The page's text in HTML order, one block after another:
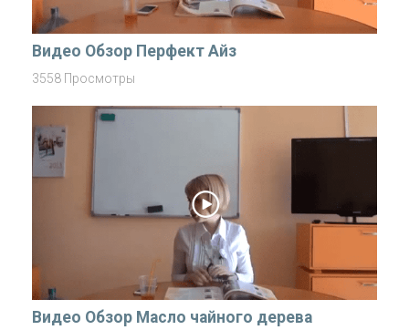
Видео Обзор Перфект Айз
3558 Просмотры
Видео Обзор Маслo чайного дерева